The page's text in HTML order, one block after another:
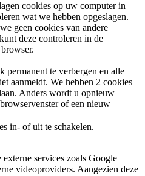
cookies op uw computer in
wat we hebben opgeslagen.
geen cookies van andere
deze controleren in de
permanent te verbergen en alle
aanmeldt. We hebben 2 cookies
Anders wordt u opnieuw
of een nieuw
in- of uit te schakelen.
services zoals Google
videoproviders. Aangezien deze